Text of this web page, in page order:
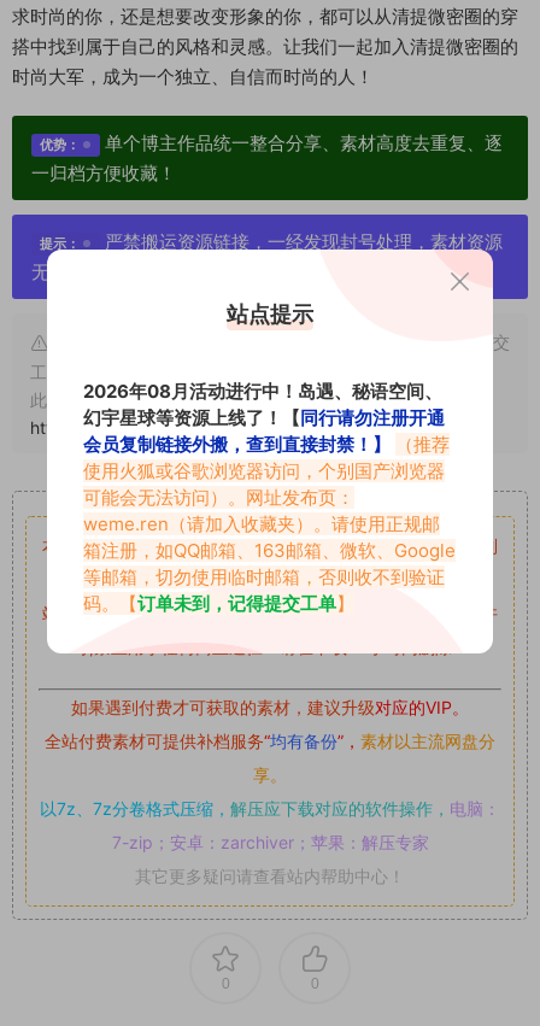
求时尚的你，还是想要改变形象的你，都可以从清提微密圈的穿
搭中找到属于自己的风格和灵感。让我们一起加入清提微密圈的
时尚大军，成为一个独立、自信而时尚的人！
优势：
单个博主作品统一整合分享、素材高度去重复、逐
一归档方便收藏！
提示：
严禁搬运资源链接，一经发现封号处理，素材资源
无露点、需求请绕道，关闭本站网页！
申明：本文资源均来源网友分享，若侵犯了您的权限可以提交
工单处理。
此外本文章皆属于原创文章，转载请注明出处！原文链接：
https://www.abcjyw.com/2098.html
重要声明
本站资源均来自网络分享，如有侵犯你的权益请私信留言
收到
留言后，我们会第一时间进行审核后删除。
站内资源为网友个人学习或测试研究使用，未经原版权作者许
如果遇到付费才可获取的素材，建议升级对应的VIP。
全站付费素材可提供补档服务“均有备份”， 素材以主流网盘分
享。
以7z、7z分卷格式压缩， 解压应下载对应的软件操作， 电脑：
7-zip；安卓：zarchiver；苹果：解压专家
其它更多疑问请查看站内帮助中心！
0 0
站点提示
2026年08月活动进行中！岛遇、秘语空间、
幻宇星球等资源上线了！【同行请勿注册开通
会员复制链接外搬，查到直接封禁！】
（推荐
使用火狐或谷歌浏览器访问，个别国产浏览器
可能会无法访问）。网址发布页：
weme.ren （请加入收藏夹）。请使用正规邮
箱注册，如QQ邮箱、163邮箱、微软、Google
等邮箱，切勿使用临时邮箱，否则收不到验证
码。【订单未到，记得提交工单】